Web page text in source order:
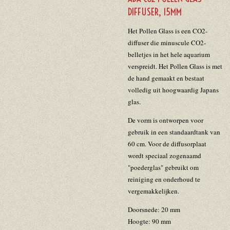
DIFFUSER, 15MM
Het Pollen Glass is een CO2-
diffuser die minuscule CO2-
belletjes in het hele aquarium
verspreidt. Het Pollen Glass is met
de hand gemaakt en bestaat
volledig uit hoogwaardig Japans
glas.
De vorm is ontworpen voor
gebruik in een standaardtank van
60 cm. Voor de diffusorplaat
wordt speciaal zogenaamd
"poederglas" gebruikt om
reiniging en onderhoud te
vergemakkelijken.
Doorsnede: 20 mm
Hoogte: 90 mm